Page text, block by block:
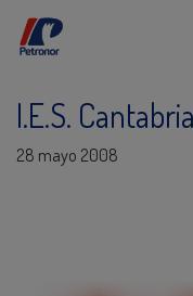
I.E.S. Cantabria
28 mayo 2008